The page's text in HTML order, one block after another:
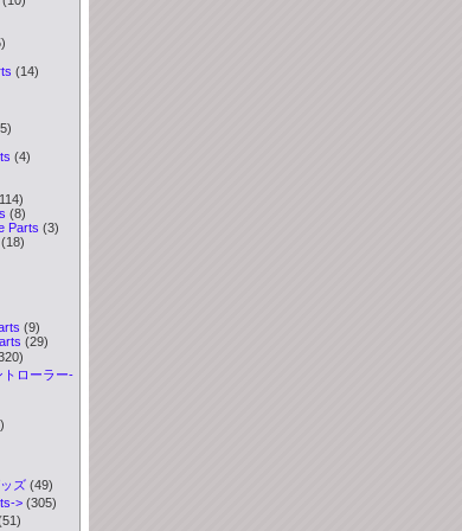
(14)
(4)
(8)
Parts (3)
(18)
(9)
(29)
トローラー-
ズ(49)
>(305)